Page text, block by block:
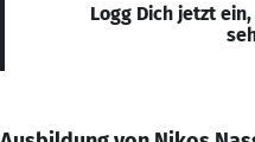
Logg Dich jetzt